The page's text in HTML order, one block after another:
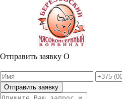
Отправить заявку О
Отправить заявку